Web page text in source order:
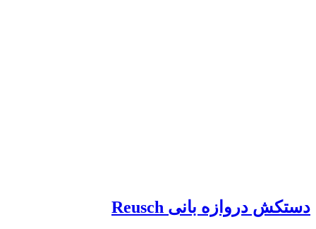
دستکش دروازه بانی Reusch